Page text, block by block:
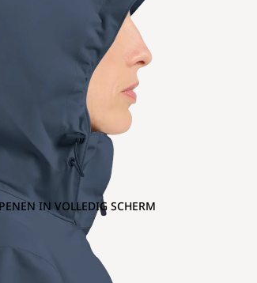
IN VOLLEDIG SCHERM